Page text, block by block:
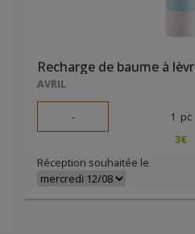
AVRIL
- 1 pc
3€
Réception souhaitée le